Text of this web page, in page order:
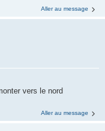
Aller au message
vers le nord
Aller au message